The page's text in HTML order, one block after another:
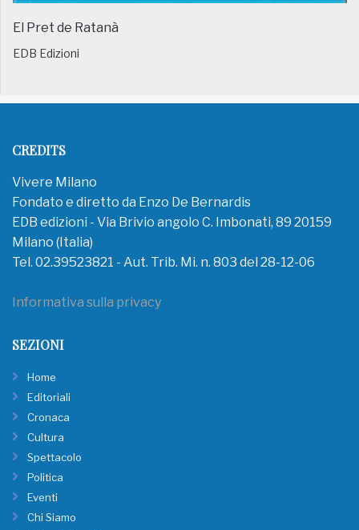
El Pret de Ratanà
EDB Edizioni
CREDITS
Vivere Milano
Fondato e diretto da Enzo De Bernardis
EDB edizioni - Via Brivio angolo C. Imbonati, 89 20159
Milano (Italia)
Tel. 02.39523821 - Aut. Trib. Mi. n. 803 del 28-12-06
Informativa sulla privacy
SEZIONI
Home
Editoriali
Cronaca
Cultura
Spettacolo
Politica
Eventi
Chi Siamo